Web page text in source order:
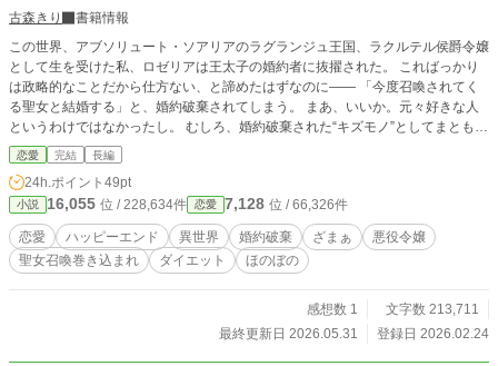
古森きり
書籍情報
この世界、アブソリュート・ソアリアのラグランジュ王国、ラクルテル侯爵令嬢
として生を受けた私、ロゼリアは王太子の婚約者に抜擢された。 こればっかり
は政略的なことだから仕方ない、と諦めたはずなのに―― 「今度召喚されてく
る聖女と結婚する」と、婚約破棄されてしまう。 まあ、いいか。元々好きな人
というわけではなかったし。 むしろ、婚約破棄された“キズモノ”としてまともな
結婚が望めないなら、婿を取ってのんびり不労所得余生を……と思っていた矢
先、婚約破棄してきた婚約者が「召喚されてきた聖女がブタ女だった！」と泣き
ついてきたんだが殴っていいだろうか？ 小説家になろう、カクヨム、アルファ
ポリス、ノベルアップ+、ベリーズカフェ、Nolaノベルズに掲載しています。
恋愛 完結 長編
24h.ポイント 49pt
小説 16,055 位 / 228,634件 恋愛 7,128 位 / 66,326件
恋愛 ハッピーエンド 異世界 婚約破棄 ざまぁ
悪役令嬢
聖女召喚巻き込まれ
ダイエット ほのぼの
感想数 1
文字数 213,711
最終更新日 2026.05.31
登録日 2026.02.24